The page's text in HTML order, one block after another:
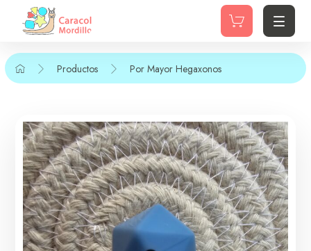
Productos Por Mayor Hegaxonos